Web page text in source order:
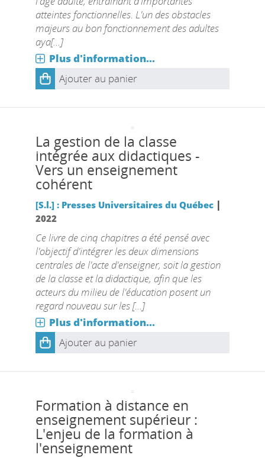
atteintes fonctionnelles. L'un des obstacles
majeurs au bon fonctionnement des adultes
aya[...]
Plus d'information...
Ajouter au panier
La gestion de la classe
intégrée aux didactiques -
Vers un enseignement
cohérent
[S.l.] : Presses Universitaires du Québec|
2022
Ce livre de cinq chapitres a été pensé avec
l'objectif d'intégrer les deux dimensions
centrales de l'acte d'enseigner, soit la gestion
de la classe et la didactique, afin que les
acteurs du milieu de l'éducation posent un
regard nouveau sur les [...]
Plus d'information...
Ajouter au panier
Formation à distance en
enseignement supérieur :
L'enjeu de la formation à
l'enseignement